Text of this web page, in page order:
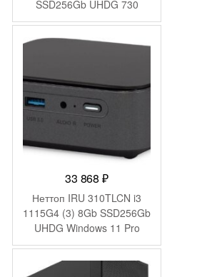
SSD256Gb UHDG 730
FreeDOS GbitEth 400W
черный (1994638)
33 868₽
Неттоп IRU 310TLCN i3
1115G4 (3) 8Gb SSD256Gb
UHDG Windows 11 Pro
GbitEth WiFi BT черный
(1975168)